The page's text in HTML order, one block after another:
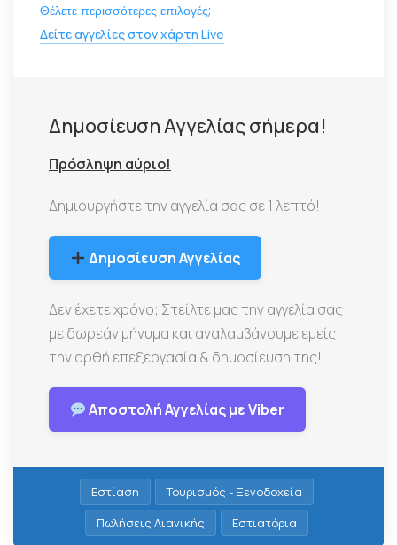
Θέλετε περισσότερες επιλογές;
Δείτε αγγελίες στον χάρτη Live
Δημοσίευση Αγγελίας σήμερα!
Πρόσληψη αύριο!
Δημιουργήστε την αγγελία σας σε 1 λεπτό!
Δημοσίευση Αγγελίας
Δεν έχετε χρόνο; Στείλτε μας την αγγελία σας
με δωρεάν μήνυμα και αναλαμβάνουμε εμείς
την ορθή επεξεργασία & δημοσίευση της!
Αποστολή Αγγελίας με Viber
Εστίαση
Τουρισμός - Ξενοδοχεία
Πωλήσεις Λιανικής
Εστιατόρια